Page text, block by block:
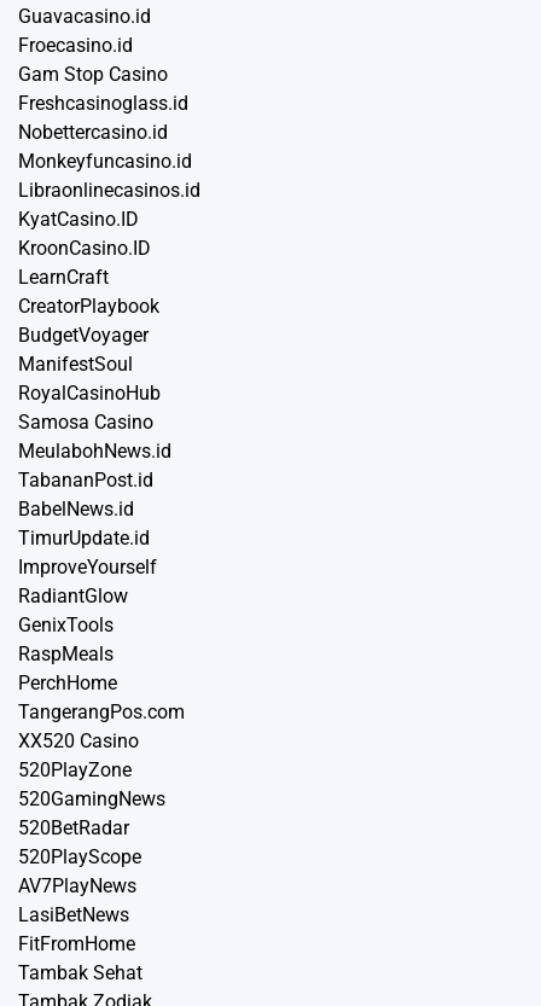
Guavacasino.id
Froecasino.id
Gam Stop Casino
Freshcasinoglass.id
Nobettercasino.id
Monkeyfuncasino.id
Libraonlinecasinos.id
KyatCasino.ID
KroonCasino.ID
LearnCraft
CreatorPlaybook
BudgetVoyager
ManifestSoul
RoyalCasinoHub
Samosa Casino
MeulabohNews.id
TabananPost.id
BabelNews.id
TimurUpdate.id
ImproveYourself
RadiantGlow
GenixTools
RaspMeals
PerchHome
TangerangPos.com
XX520 Casino
520PlayZone
520GamingNews
520BetRadar
520PlayScope
AV7PlayNews
LasiBetNews
FitFromHome
Tambak Sehat